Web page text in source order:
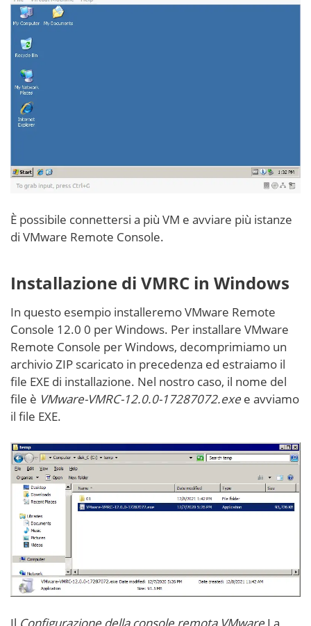
È possibile connettersi a più VM e avviare più istanze
di VMware Remote Console.
Installazione di VMRC in Windows
In questo esempio installeremo VMware Remote
Console 12.0 0 per Windows. Per installare VMware
Remote Console per Windows, decomprimiamo un
archivio ZIP scaricato in precedenza ed estraiamo il
file EXE di installazione. Nel nostro caso, il nome del
file è VMware-VMRC-12.0.0-17287072.exe e avviamo
il file EXE.